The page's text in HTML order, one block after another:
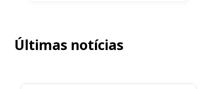
Últimas notícias